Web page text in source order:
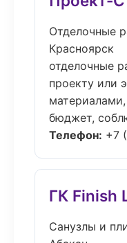
Отделочные
Красноярск
отделочные
проекту или
бюджет,
Телефон: +7
ГК Finish
Санузлы и